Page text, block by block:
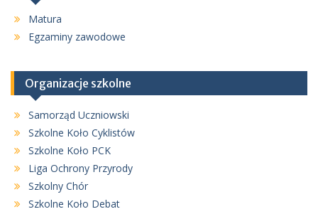
Matura
Egzaminy zawodowe
Organizacje szkolne
Samorząd Uczniowski
Szkolne Koło Cyklistów
Szkolne Koło PCK
Liga Ochrony Przyrody
Szkolny Chór
Szkolne Koło Debat